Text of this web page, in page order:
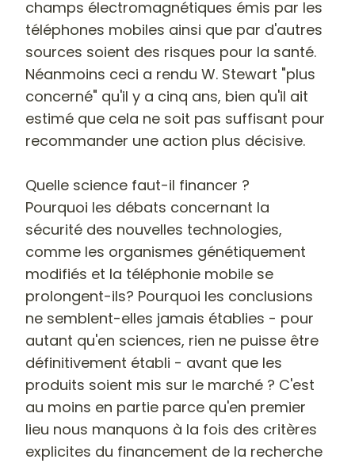
champs électromagnétiques émis par les
téléphones mobiles ainsi que par d'autres
sources soient des risques pour la santé.
Néanmoins ceci a rendu W. Stewart "plus
concerné" qu'il y a cinq ans, bien qu'il ait
estimé que cela ne soit pas suffisant pour
recommander une action plus décisive.
Quelle science faut-il financer ?
Pourquoi les débats concernant la
sécurité des nouvelles technologies,
comme les organismes génétiquement
modifiés et la téléphonie mobile se
prolongent-ils? Pourquoi les conclusions
ne semblent-elles jamais établies - pour
autant qu'en sciences, rien ne puisse être
définitivement établi - avant que les
produits soient mis sur le marché ? C'est
au moins en partie parce qu'en premier
lieu nous manquons à la fois des critères
explicites du financement de la recherche